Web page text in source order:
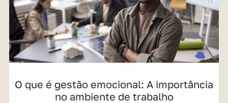
O que é gestão emocional: A importância
no ambiente de trabalho